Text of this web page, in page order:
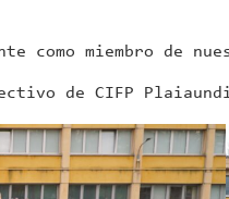
como miembro de
de CIFP